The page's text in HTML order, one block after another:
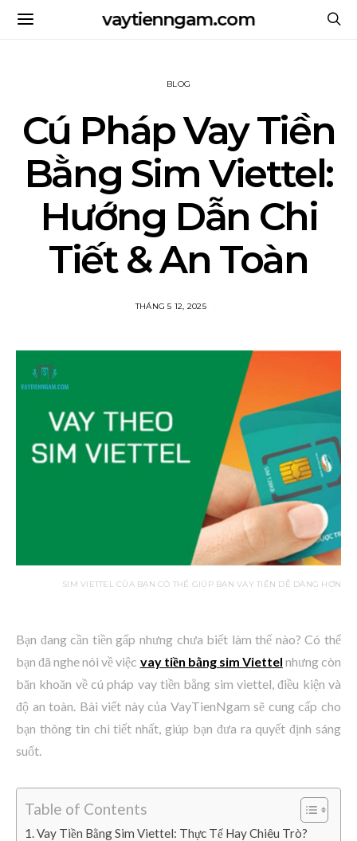
vaytienngam.com
BLOG
Cú Pháp Vay Tiền
Bằng Sim Viettel:
Hướng Dẫn Chi
Tiết & An Toàn
THÁNG 5 12, 2025
SIM VIETTEL CỦA BẠN CÓ THỂ GIÚP BẠN VAY TIỀN DỄ DÀNG HƠN
Bạn đang cần tiền gấp nhưng chưa biết làm thế nào? Có thể
bạn đã nghe nói về việc vay tiền bằng sim Viettel nhưng còn
băn khoăn về cú pháp vay tiền bằng sim viettel, điều kiện và
độ an toàn. Bài viết này của VayTienNgam sẽ cung cấp cho
bạn thông tin chi tiết nhất, giúp bạn đưa ra quyết định sáng
suốt.
Table of Contents
1. Vay Tiền Bằng Sim Viettel: Thực Tế Hay Chiêu Trò?